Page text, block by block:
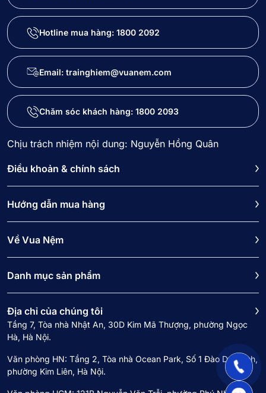
Hotline mua hàng: 1800 2092
Email: trainghiem@vuanem.com
Chăm sóc khách hàng: 1800 2093
Chịu trách nhiệm nội dung: Nguyễn Hồng Quân
Điều khoản & chính sách
Hướng dẫn mua hàng
Về Vua Nệm
Danh mục sản phẩm
Địa chỉ của chúng tôi
Tầng 7, Tòa nhà Nhật An, 30D Kim Mã Thượng, phường Ngọc
Hà, Hà Nội.
Văn phòng HN: Tầng 2, Tòa nhà Ocean Park, Số 1 Đào Duy Anh,
phường Kim Liên, Hà Nội.